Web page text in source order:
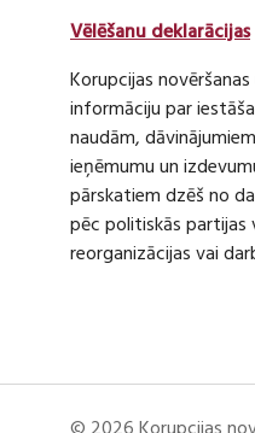
Vēlēšanu deklarācijas
Korupcijas
informāciju par
naudām,
ieņēmumu un
pārskatiem dzēš no
pēc politiskās partijas
reorganizācijas vai